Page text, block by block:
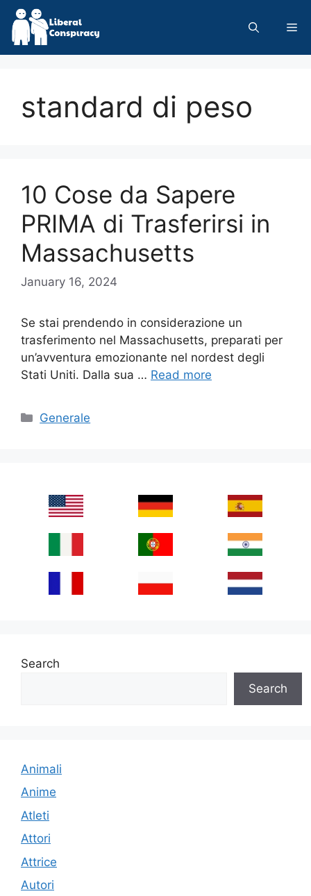
Skip
content
standard di peso
10 Cose da Sapere
PRIMA di Trasferirsi in
Massachusetts
January 16, 2024
Se stai prendendo in considerazione un
trasferimento nel Massachusetts, preparati per
un’avventura emozionante nel nordest degli
Stati Uniti. Dalla sua … Read more
Categories
Generale
Search
Search
Animali
Anime
Atleti
Attori
Attrice
Autori